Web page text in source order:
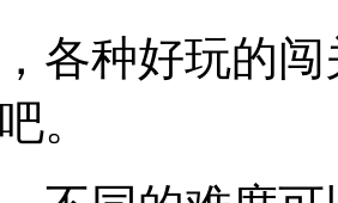
各种好玩的
。